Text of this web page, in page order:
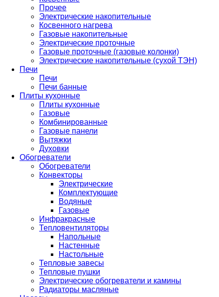
Прочее
Электрические накопительные
Косвенного нагрева
Газовые накопительные
Электрические проточные
Газовые проточные (газовые колонки)
Электрические накопительные (сухой ТЭН)
Печи
Печи
Печи банные
Плиты кухонные
Плиты кухонные
Газовые
Комбинированные
Газовые панели
Вытяжки
Духовки
Обогреватели
Обогреватели
Конвекторы
Электрические
Комплектующие
Водяные
Газовые
Инфракрасные
Тепловентиляторы
Напольные
Настенные
Настольные
Тепловые завесы
Тепловые пушки
Электрические обогреватели и камины
Радиаторы масляные